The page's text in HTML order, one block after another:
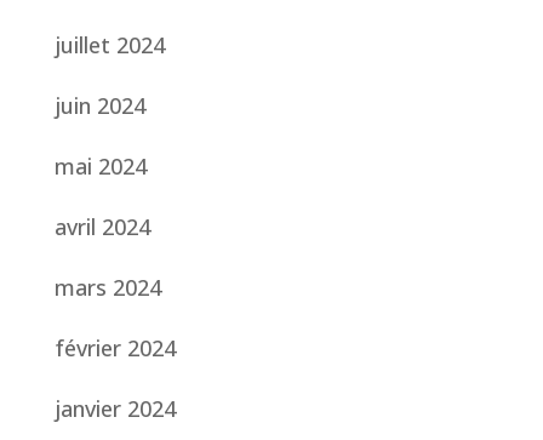
juillet 2024
juin 2024
mai 2024
avril 2024
mars 2024
février 2024
janvier 2024